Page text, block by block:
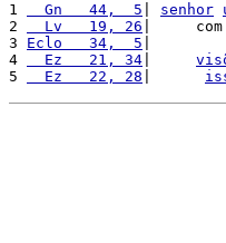
1
  Gn   44,  5
senhor
2
  Lv   19, 26
|     com
3 Eclo   34,  5 |
4
  Ez   21, 34
5
  Ez   22, 28